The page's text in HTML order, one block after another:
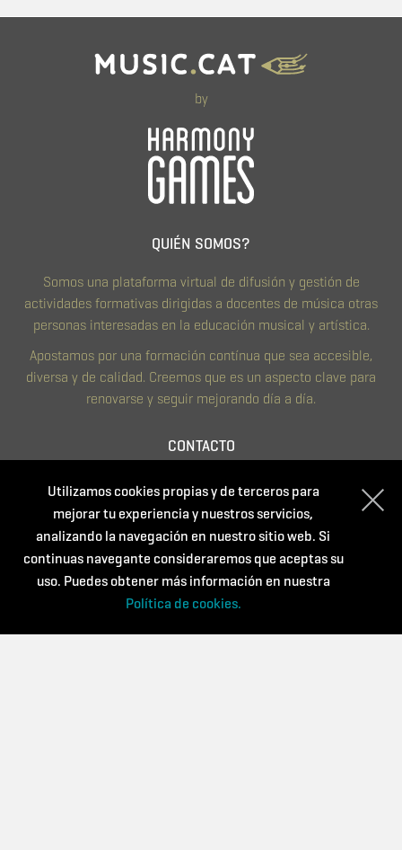
by
QUIÉN SOMOS?
Somos una plataforma virtual de difusión y gestión de
actividades formativas dirigidas a docentes de música otras
personas interesadas en la educación musical y artística.
Apostamos por una formación contínua que sea accesible,
diversa y de calidad. Creemos que es un aspecto clave para
renovarse y seguir mejorando día a día.
CONTACTO
Política de privacidad
Condiciones de compra
Política de cookies
Con el soporte de:
Utilizamos cookies propias y de terceros para
mejorar tu experiencia y nuestros servicios,
analizando la navegación en nuestro sitio web. Si
continuas navegante consideraremos que aceptas su
uso. Puedes obtener más información en nuestra
Política de cookies.